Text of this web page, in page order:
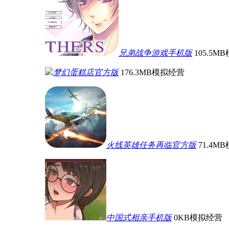
兄弟战争游戏手机版 105.5MB
梦幻蛋糕店官方版 176.3MB模拟经营
火线英雄任务再临官方版 71.4MB
中国式相亲手机版 0KB模拟经营